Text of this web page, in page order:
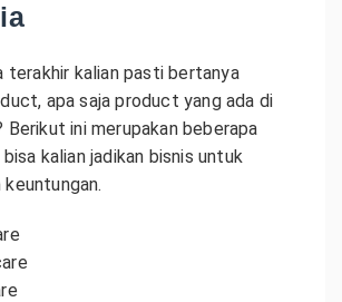
terakhir kalian pasti bertanya
apa saja product yang ada di
ini merupakan beberapa
kalian jadikan bisnis untuk